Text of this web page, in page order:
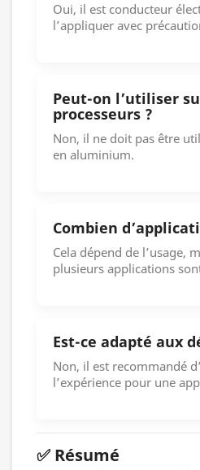
Oui, il est conducteur
l’appliquer avec
Peut-on l’utiliser
processeurs ?
Non, il ne doit pas être
en aluminium.
Combien
Cela dépend de l’usage,
plusieurs applications
Est-ce adapté aux
Non, il est recommandé
l’expérience pour une
✅ Résumé